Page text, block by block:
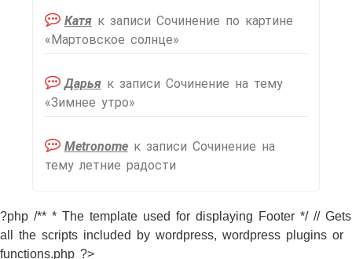
Катяк записи Сочинение по картине
«Мартовское солнце»
Дарьяк записи Сочинение на тему
«Зимнее утро»
Metronomeк записи Сочинение на
тему летние радости
?php /** * The template used for displaying Footer */ // Gets
all the scripts included by wordpress, wordpress plugins or
functions.php ?>